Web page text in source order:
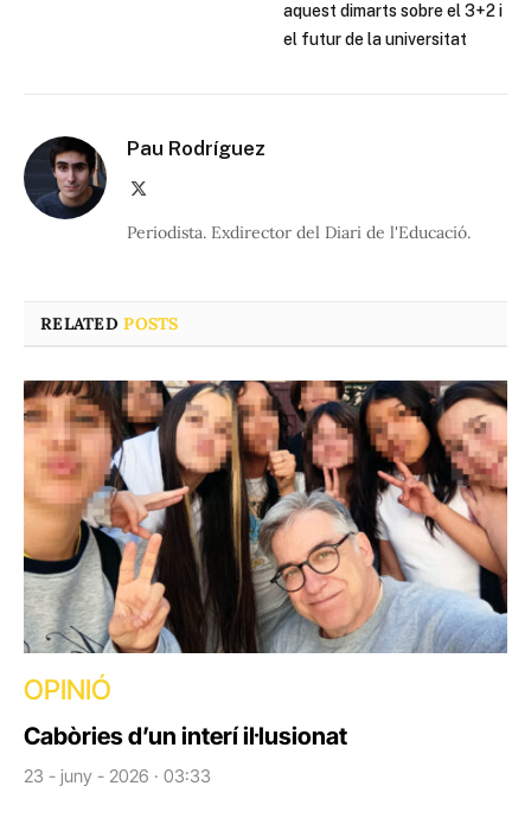
aquest dimarts sobre el 3+2 i
el futur de la universitat
Pau Rodríguez
Periodista. Exdirector del Diari de l'Educació.
RELATEDPOSTS
OPINIÓ
Cabòries d’un interí il·lusionat
23 - juny - 2026 · 03:33